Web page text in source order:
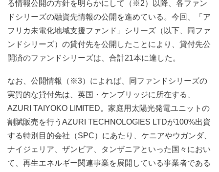
る情報公開の方針を明らかにして（※2）以降、各ファン
ドシリーズの融資先情報の公開を進めている。今回、「ア
フリカ未電化地域支援ファンド」シリーズ（以下、同ファ
ンドシリーズ）の貸付先を公開したことにより、貸付先公
開済のファンドシリーズは、合計21本に達した。
なお、公開情報（※3）によれば、同ファンドシリーズの
実質的な貸付先は、英国・ケンブリッジに所在する、
AZURI TAIYOKO LIMITED。家庭用太陽光発電ユニットの
割賦販売を行うAZURI TECHNOLOGIES LTDが100%出資
する特別目的会社（SPC）にあたり、ケニアやウガンダ、
ナイジェリア、ザンビア、タンザニアといった国々におい
て、再生エネルギー関連事業を展開している事業者である